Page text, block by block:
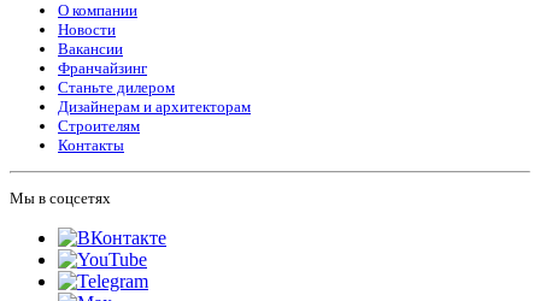
О компании
Новости
Вакансии
Франчайзинг
Станьте дилером
Дизайнерам и архитекторам
Строителям
Контакты
Мы в соцсетях